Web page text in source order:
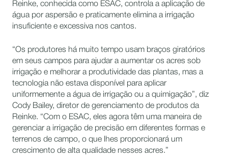
Reinke, conhecida como ESAC, controla a aplicação de
água por aspersão e praticamente elimina a irrigação
insuficiente e excessiva nos cantos.
“Os produtores há muito tempo usam braços giratórios
em seus campos para ajudar a aumentar os acres sob
irrigação e melhorar a produtividade das plantas, mas a
tecnologia não estava disponível para aplicar
uniformemente a água de irrigação ou a quimigação”, diz
Cody Bailey, diretor de gerenciamento de produtos da
Reinke. “Com o ESAC, eles agora têm uma maneira de
gerenciar a irrigação de precisão em diferentes formas e
terrenos de campo, o que lhes proporcionará um
crescimento de alta qualidade nesses acres.”